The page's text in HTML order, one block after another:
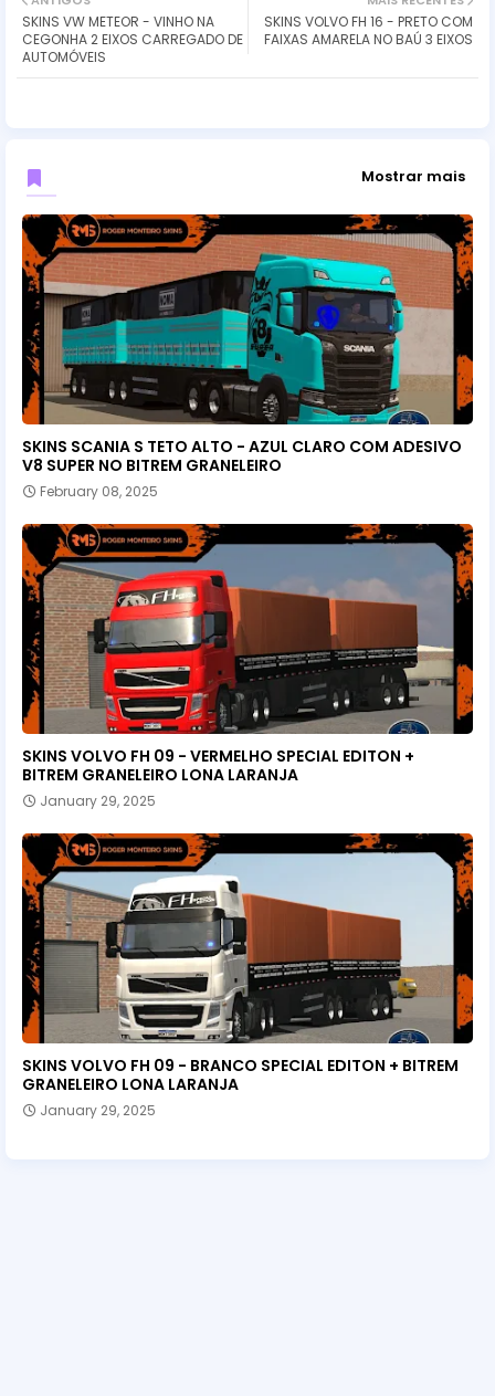
SKINS VOLVO FH 16 - PRETO COM
FAIXAS AMARELA NO BAÚ 3 EIXOS
SKINS VW METEOR - VINHO NA
CEGONHA 2 EIXOS CARREGADO DE
AUTOMÓVEIS
Mostrar mais
SKINS SCANIA S TETO ALTO - AZUL CLARO COM ADESIVO
V8 SUPER NO BITREM GRANELEIRO
February 08, 2025
SKINS VOLVO FH 09 - VERMELHO SPECIAL EDITON +
BITREM GRANELEIRO LONA LARANJA
January 29, 2025
SKINS VOLVO FH 09 - BRANCO SPECIAL EDITON + BITREM
GRANELEIRO LONA LARANJA
January 29, 2025